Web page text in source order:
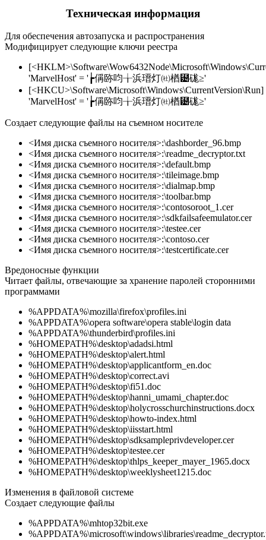
Техническая информация
Для обеспечения автозапуска и распространения
Модифицирует следующие ключи реестра
'MarvelHost' = '┢偁䑐呁╁浜瑨灯㈳楢⹴硥≥'
[<HKCU>\Software\Microsoft\Windows\CurrentVersion\Run]
'MarvelHost' = '┢偁䑐呁╁浜瑨灯㈳楢⹴硥≥'
Создает следующие файлы на съемном носителе
<Имя диска съемного носителя>:\dashborder_96.bmp
<Имя диска съемного носителя>:\readme_decryptor.txt
<Имя диска съемного носителя>:\default.bmp
<Имя диска съемного носителя>:\tileimage.bmp
<Имя диска съемного носителя>:\dialmap.bmp
<Имя диска съемного носителя>:\toolbar.bmp
<Имя диска съемного носителя>:\contosoroot_1.cer
<Имя диска съемного носителя>:\sdkfailsafeemulator.cer
<Имя диска съемного носителя>:\testee.cer
<Имя диска съемного носителя>:\contoso.cer
<Имя диска съемного носителя>:\testcertificate.cer
Вредоносные функции
Читает файлы, отвечающие за хранение паролей сторонними
программами
%APPDATA%\mozilla\firefox\profiles.ini
%APPDATA%\opera software\opera stable\login data
%APPDATA%\thunderbird\profiles.ini
%HOMEPATH%\desktop\adadsi.html
%HOMEPATH%\desktop\alert.html
%HOMEPATH%\desktop\applicantform_en.doc
%HOMEPATH%\desktop\correct.avi
%HOMEPATH%\desktop\fi51.doc
%HOMEPATH%\desktop\hanni_umami_chapter.doc
%HOMEPATH%\desktop\holycrosschurchinstructions.docx
%HOMEPATH%\desktop\howto-index.html
%HOMEPATH%\desktop\iisstart.html
%HOMEPATH%\desktop\sdksampleprivdeveloper.cer
%HOMEPATH%\desktop\testee.cer
%HOMEPATH%\desktop\thlps_keeper_mayer_1965.docx
%HOMEPATH%\desktop\weeklysheet1215.doc
Изменения в файловой системе
Создает следующие файлы
%APPDATA%\mhtop32bit.exe